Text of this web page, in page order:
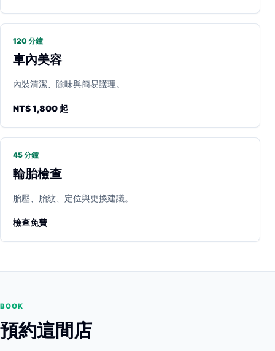
120 分鐘
車內美容
內裝清潔、除味與簡易護理。
NT$ 1,800 起
45 分鐘
輪胎檢查
胎壓、胎紋、定位與更換建議。
檢查免費
BOOK
預約這間店